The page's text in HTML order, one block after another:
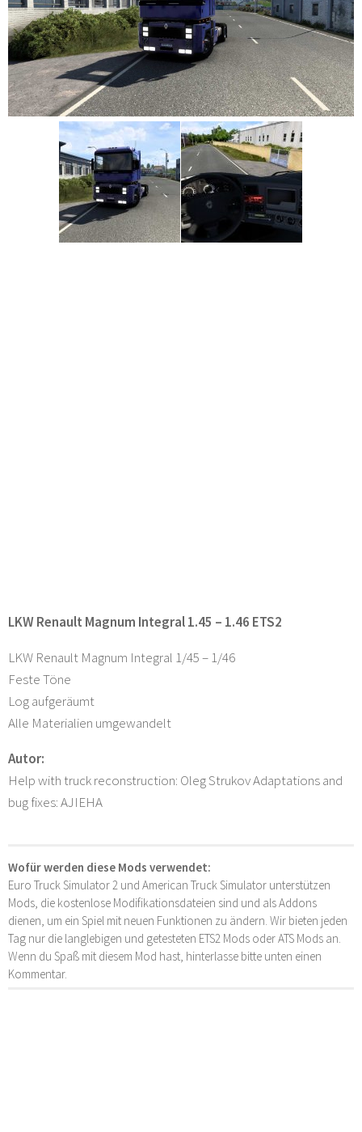
LKW Renault Magnum Integral 1.45 – 1.46 ETS2
LKW Renault Magnum Integral 1/45 – 1/46
Feste Töne
Log aufgeräumt
Alle Materialien umgewandelt
Autor:
Help with truck reconstruction: Oleg Strukov Adaptations and
bug fixes: AJIEHA
Wofür werden diese Mods verwendet:
Euro Truck Simulator 2 und American Truck Simulator unterstützen
Mods, die kostenlose Modifikationsdateien sind und als Addons
dienen, um ein Spiel mit neuen Funktionen zu ändern. Wir bieten jeden
Tag nur die langlebigen und getesteten ETS2 Mods oder ATS Mods an.
Wenn du Spaß mit diesem Mod hast, hinterlasse bitte unten einen
Kommentar.